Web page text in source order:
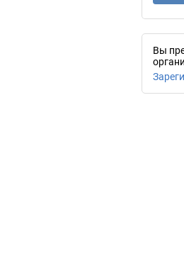
Вы